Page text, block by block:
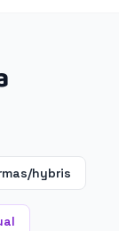
hybris